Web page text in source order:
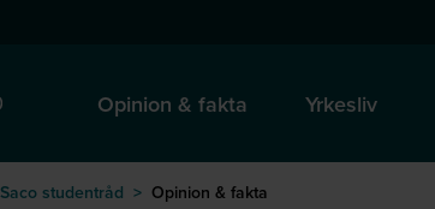
Opinion & fakta Yrkesliv
Saco studentråd > Opinion & fakta